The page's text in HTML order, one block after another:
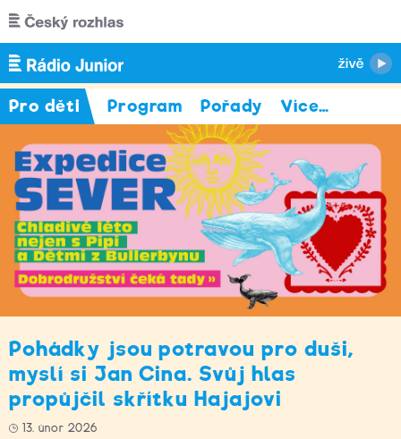
Přejít k hlavnímu obsahu
Pro děti Program Pořady Více…
Pohádky jsou potravou pro duši,
myslí si Jan Cina. Svůj hlas
propůjčil skřítku Hajajovi
13. únor 2026